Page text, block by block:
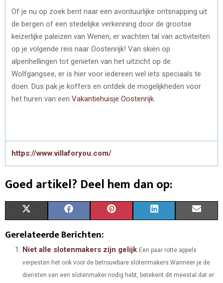
Of je nu op zoek bent naar een avontuurlijke ontsnapping uit
de bergen of een stedelijke verkenning door de grootse
keizerlijke paleizen van Wenen, er wachten tal van activiteiten
op je volgende reis naar Oostenrijk! Van skiën op
alpenhellingen tot genieten van het uitzicht op de
Wolfgangsee, er is hier voor iedereen wel iets speciaals te
doen. Dus pak je koffers en ontdek de mogelijkheden voor
het huren van een Vakantiehuisje Oostenrijk
https://www.villaforyou.com/
Goed artikel? Deel hem dan op:
A
R
T
W R
C
E R
N
T R
K R
I
Gerelateerde Berichten:
Niet alle slotenmakers zijn gelijk Een paar rotte appels
verpesten het ook voor de betrouwbare slotenmakers.Wanneer je de
diensten van een slotenmaker nodig hebt, betekent dit meestal dat er